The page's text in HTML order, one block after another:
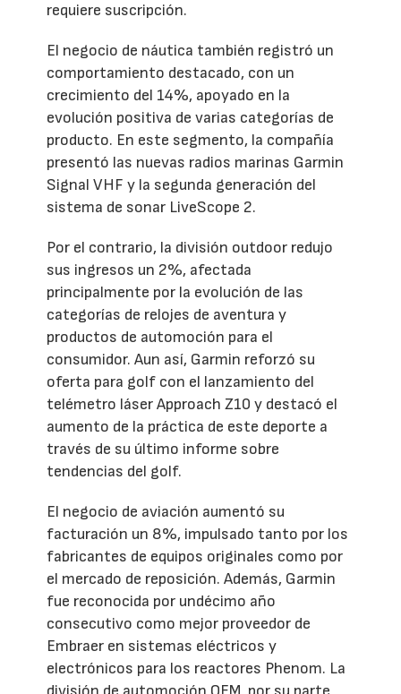
requiere suscripción.
El negocio de náutica también registró un
comportamiento destacado, con un
crecimiento del 14%, apoyado en la
evolución positiva de varias categorías de
producto. En este segmento, la compañía
presentó las nuevas radios marinas Garmin
Signal VHF y la segunda generación del
sistema de sonar LiveScope 2.
Por el contrario, la división outdoor redujo
sus ingresos un 2%, afectada
principalmente por la evolución de las
categorías de relojes de aventura y
productos de automoción para el
consumidor. Aun así, Garmin reforzó su
oferta para golf con el lanzamiento del
telémetro láser Approach Z10 y destacó el
aumento de la práctica de este deporte a
través de su último informe sobre
tendencias del golf.
El negocio de aviación aumentó su
facturación un 8%, impulsado tanto por los
fabricantes de equipos originales como por
el mercado de reposición. Además, Garmin
fue reconocida por undécimo año
consecutivo como mejor proveedor de
Embraer en sistemas eléctricos y
electrónicos para los reactores Phenom. La